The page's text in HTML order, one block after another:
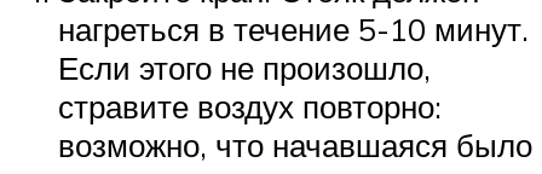
нагреться в течение 5-10 минут.
Если этого не произошло,
стравите воздух повторно:
возможно, что начавшаяся было